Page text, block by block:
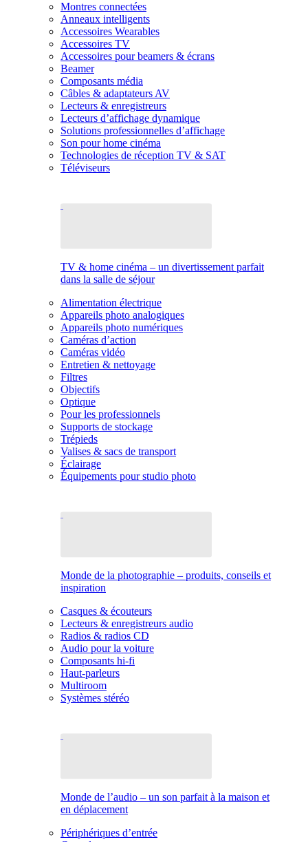
Montres connectées
Anneaux intelligents
Accessoires Wearables
Accessoires TV
Accessoires pour beamers & écrans
Beamer
Composants média
Câbles & adaptateurs AV
Lecteurs & enregistreurs
Lecteurs d’affichage dynamique
Solutions professionnelles d’affichage
Son pour home cinéma
Technologies de réception TV & SAT
Téléviseurs
TV & home cinéma – un divertissement parfait
dans la salle de séjour
Alimentation électrique
Appareils photo analogiques
Appareils photo numériques
Caméras d’action
Caméras vidéo
Entretien & nettoyage
Filtres
Objectifs
Optique
Pour les professionnels
Supports de stockage
Trépieds
Valises & sacs de transport
Éclairage
Équipements pour studio photo
Monde de la photographie – produits, conseils et
inspiration
Casques & écouteurs
Lecteurs & enregistreurs audio
Radios & radios CD
Audio pour la voiture
Composants hi-fi
Haut-parleurs
Multiroom
Systèmes stéréo
Monde de l’audio – un son parfait à la maison et
en déplacement
Périphériques d’entrée